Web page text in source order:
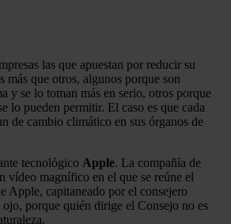
las que apuestan por reducir su
más que otros, algunos porque son
y se lo toman más en serio, otros porque
lo pueden permitir. El caso es que cada
de cambio climático en sus órganos de
tecnológico Apple. La compañía de
vídeo magnífico en el que se reúne el
Apple, capitaneado por el consejero
porque quién dirige el Consejo no es